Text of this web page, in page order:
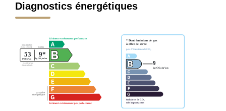
Diagnostics énergétiques